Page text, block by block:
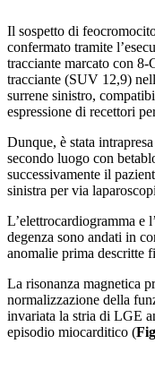
Il sospetto di
confermato tramite
tracciante marcato con 8-
tracciante (SUV 12,9)
surrene sinistro,
espressione di recettori
Dunque, è stata
secondo luogo con
successivamente il
sinistra per via
L’elettrocardiogramma e
degenza sono andati in
anomalie prima descritte
La risonanza magnetica
normalizzazione della
invariata la stria di LGE
episodio miocarditico (